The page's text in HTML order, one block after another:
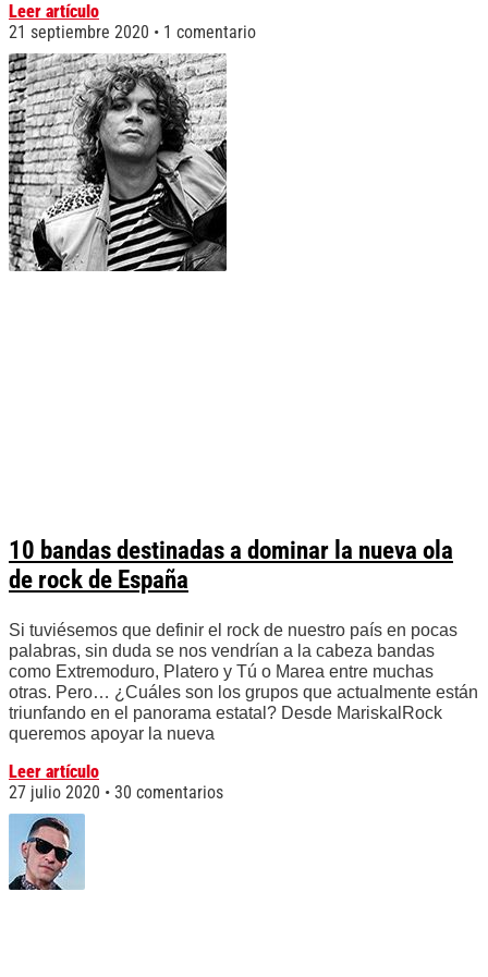
Leer artículo
21 septiembre 2020
1 comentario
10 bandas destinadas a dominar la nueva ola
de rock de España
Si tuviésemos que definir el rock de nuestro país en pocas
palabras, sin duda se nos vendrían a la cabeza bandas
como Extremoduro, Platero y Tú o Marea entre muchas
otras. Pero… ¿Cuáles son los grupos que actualmente están
triunfando en el panorama estatal? Desde MariskalRock
queremos apoyar la nueva
Leer artículo
27 julio 2020
30 comentarios